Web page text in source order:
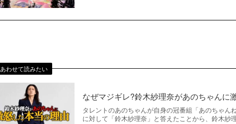
あわせて読みたい
なぜマジギレ?鈴木紗理奈があのちゃんに
タレントのあのちゃんが自身の冠番組「あのちゃ
に対して「鈴木紗理奈」と答えたことから、鈴木紗